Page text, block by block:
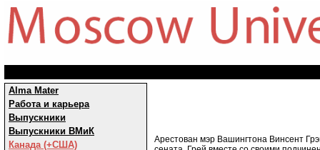
Alma Mater
Работа и карьера
Выпускники
Выпускники ВМиК
Канада (+США)
Арестован мэр Вашингтона Винсент